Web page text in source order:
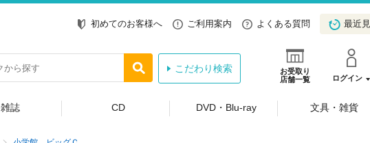
初めてのお客様へ ご利用案内 よくある質問 最近
お受取り
店舗一覧
ログイン
こだわり検索
雑誌 CD DVD・Blu-ray 文具・雑貨